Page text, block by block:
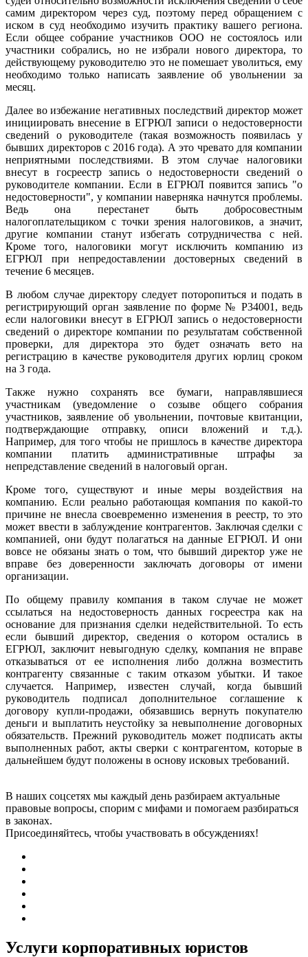
самим директором через суд, поэтому перед обращением с
иском в суд необходимо изучить практику вашего региона.
Если общее собрание участников ООО не состоялось или
участники собрались, но не избрали нового директора, то
действующему руководителю это не помешает уволиться, ему
необходимо только написать заявление об увольнении за
месяц.
Далее во избежание негативных последствий директор может
инициировать внесение в ЕГРЮЛ записи о недостоверности
сведений о руководителе (такая возможность появилась у
бывших директоров с 2016 года). А это чревато для компании
неприятными последствиями. В этом случае налоговики
внесут в госреестр запись о недостоверности сведений о
руководителе компании. Если в ЕГРЮЛ появится запись "о
недостоверности", у компании наверняка начнутся проблемы.
Ведь она перестанет быть добросовестным
налогоплательщиком с точки зрения налоговиков, а значит,
другие компании станут избегать сотрудничества с ней.
Кроме того, налоговики могут исключить компанию из
ЕГРЮЛ при непредоставлении достоверных сведений в
течение 6 месяцев.
В любом случае директору следует поторопиться и подать в
регистрирующий орган заявление по форме № Р34001, ведь
если налоговики внесут в ЕГРЮЛ запись о недостоверности
сведений о директоре компании по результатам собственной
проверки, для директора это будет означать вето на
регистрацию в качестве руководителя других юрлиц сроком
на 3 года.
Также нужно сохранять все бумаги, направлявшиеся
участникам (уведомление о созыве общего собрания
участников, заявление об увольнении, почтовые квитанции,
подтверждающие отправку, описи вложений и т.д.).
Например, для того чтобы не пришлось в качестве директора
компании платить административные штрафы за
непредставление сведений в налоговый орган.
Кроме того, существуют и иные меры воздействия на
компанию. Если реально работающая компания по какой-то
причине не внесла своевременно изменения в реестр, то это
может ввести в заблуждение контрагентов. Заключая сделки с
компанией, они будут полагаться на данные ЕГРЮЛ. И они
вовсе не обязаны знать о том, что бывший директор уже не
вправе без доверенности заключать договоры от имени
организации.
По общему правилу компания в таком случае не может
ссылаться на недостоверность данных госреестра как на
основание для признания сделки недействительной. То есть
если бывший директор, сведения о котором остались в
ЕГРЮЛ, заключит невыгодную сделку, компания не вправе
отказываться от ее исполнения либо должна возместить
контрагенту связанные с таким отказом убытки. И такое
случается. Например, известен случай, когда бывший
руководитель подписал дополнительное соглашение к
договору купли-продажи, обязавшись вернуть покупателю
деньги и выплатить неустойку за невыполнение договорных
обязательств. Прежний руководитель может подписать акты
выполненных работ, акты сверки с контрагентом, которые в
дальнейшем будут положены в основу исковых требований.
В наших соцсетях мы каждый день разбираем актуальные
правовые вопросы, спорим с мифами и помогаем разбираться
в законах.
Присоединяйтесь, чтобы участвовать в обсуждениях!
Услуги корпоративных юристов